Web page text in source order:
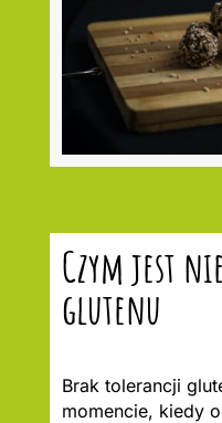
Czym jest
glutenu
Brak tolerancji
momencie, kiedy